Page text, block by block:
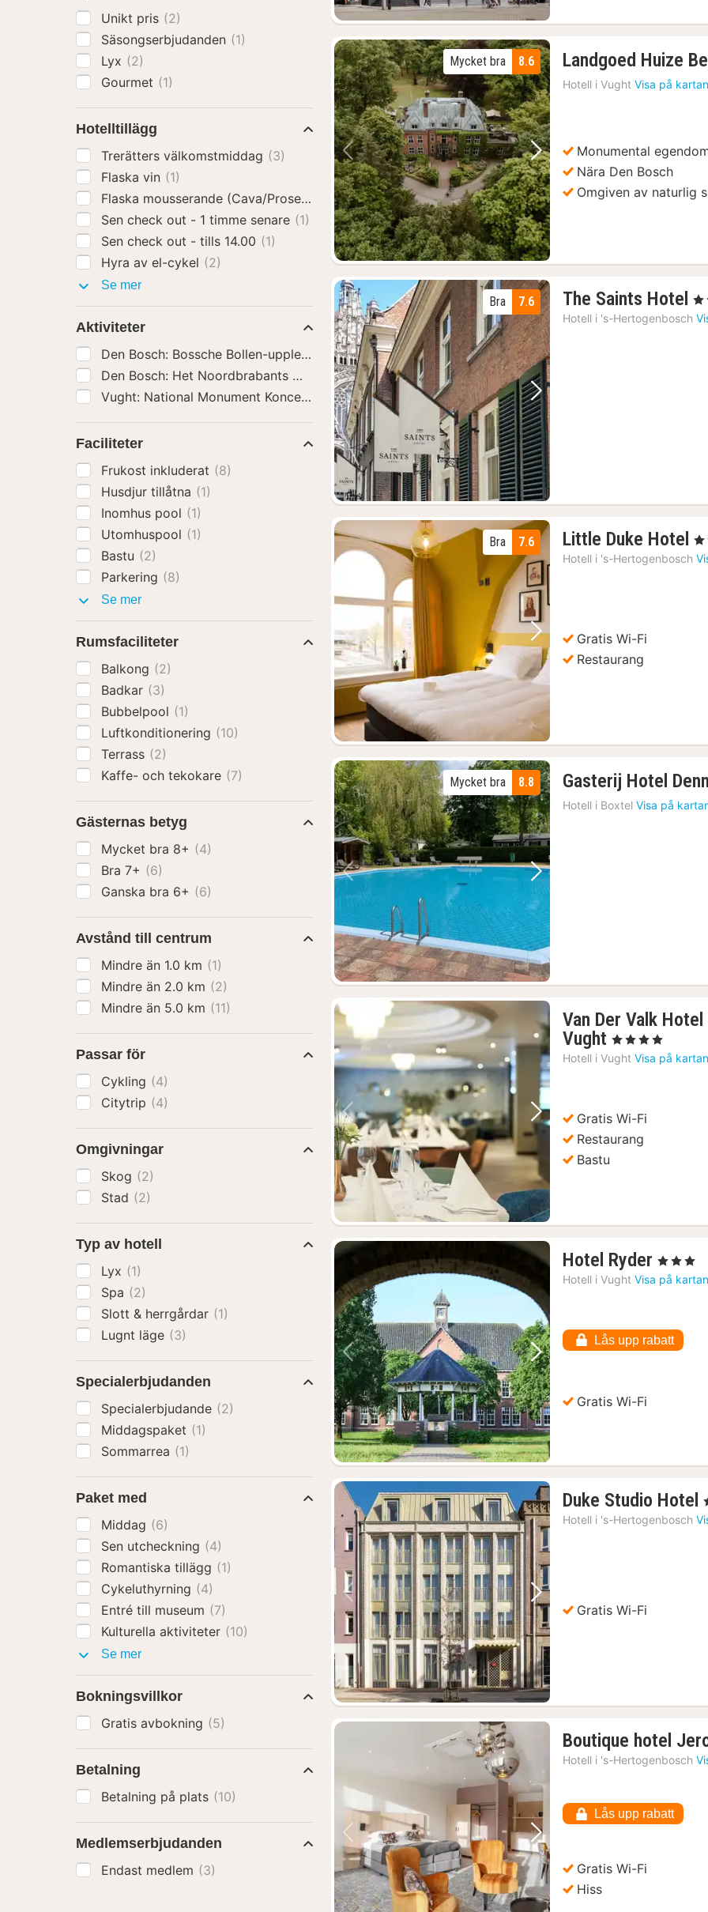
Föregående bild Nästa bild
8.6
Mycket bra Landgoed Huize
Hotell i Vught Visa på kartan
Monumental
Nära Den Bosch
Omgiven av naturlig
Föregående bild Nästa bild
7.6
Bra The Saints Hotel 1
, 4
Hotell i 's-Hertogenbosch
Föregående bild Nästa bild
7.6
Bra Little Duke Hotel 1
, 3
Hotell i 's-Hertogenbosch
Gratis Wi-Fi
Restaurang
Föregående bild Nästa bild
8.8
Mycket bra Gasterij Hotel
Hotell i Boxtel Visa på
Föregående bild Nästa bild
Van Der Valk
Vught 1
natt
kr.
, 4 Stjärnor
Hotell i Vught Visa på kartan
Gratis Wi-Fi
Restaurang
Bastu
Föregående bild Nästa bild
Hotel Ryder 1
natt
kr.
, 3 Stjärnor
Hotell i Vught Visa på kartan
Lås upp rabatt
Gratis Wi-Fi
Föregående bild Nästa bild
Duke Studio Hotel ,
Hotell i 's-Hertogenbosch
Gratis Wi-Fi
Föregående bild Nästa bild
Boutique hotel
Hotell i 's-Hertogenbosch
Lås upp rabatt
Gratis Wi-Fi
Hiss
Unikt pris (2)
Säsongserbjudanden (1)
Lyx (2)
Gourmet (1)
Hotelltillägg
Trerätters välkomstmiddag (3)
Flaska vin (1)
Flaska mousserande (Cava/Prosecco)
(1)
Sen check out - 1 timme senare (1)
Sen check out - tills 14.00 (1)
Hyra av el-cykel (2)
Se merHotelltillägg
Aktiviteter
Den Bosch: Bossche Bollen-upplevelse(7)
Den Bosch: Het Noordbrabants Museum Inträdesbiljett
(7)
Vught: National Monument Koncentrationsläger Inträdesbiljett (10)
Faciliteter
Frukost inkluderat (8)
Husdjur tillåtna (1)
Inomhus pool (1)
Utomhuspool (1)
Bastu (2)
Parkering (8)
Se merFaciliteter
Rumsfaciliteter
Balkong (2)
Badkar (3)
Bubbelpool (1)
Luftkonditionering (10)
Terrass (2)
Kaffe- och tekokare (7)
Gästernas betyg
Mycket bra 8+ (4)
Bra 7+ (6)
Ganska bra 6+ (6)
Avstånd till centrum
Mindre än 1.0 km (1)
Mindre än 2.0 km (2)
Mindre än 5.0 km (11)
Passar för
Cykling (4)
Citytrip (4)
Omgivningar
Skog (2)
Stad (2)
Typ av hotell
Lyx (1)
Spa (2)
Slott & herrgårdar (1)
Lugnt läge (3)
Specialerbjudanden
Specialerbjudande (2)
Middagspaket (1)
Sommarrea (1)
Paket med
Middag (6)
Sen utcheckning (4)
Romantiska tillägg (1)
Cykeluthyrning (4)
Entré till museum (7)
Kulturella aktiviteter (10)
Se merPaket
Bokningsvillkor
Gratis avbokning (5)
Betalning
Betalning på plats (10)
Medlemserbjudanden
Endast medlem (3)